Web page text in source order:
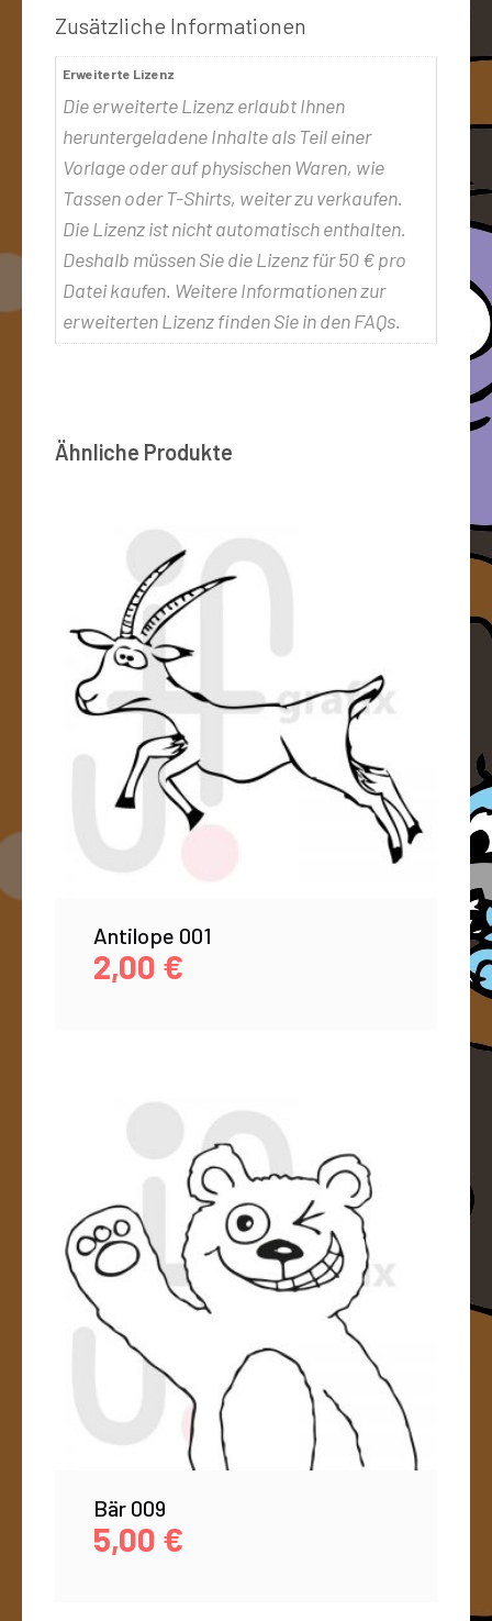
Zusätzliche Informationen
Erweiterte Lizenz
Die erweiterte Lizenz erlaubt Ihnen
heruntergeladene Inhalte als Teil einer
Vorlage oder auf physischen Waren, wie
Tassen oder T-Shirts, weiter zu verkaufen.
Die Lizenz ist nicht automatisch enthalten.
Deshalb müssen Sie die Lizenz für 50 € pro
Datei kaufen. Weitere Informationen zur
erweiterten Lizenz finden Sie in den FAQs.
Ähnliche Produkte
Antilope 001
2,00 €
Bär 009
5,00 €